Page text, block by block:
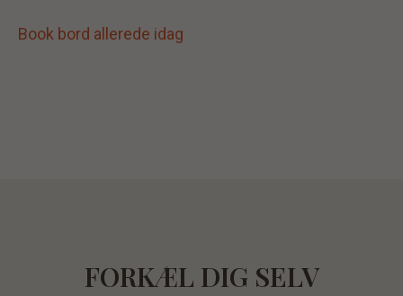
Book bord allerede idag
FORKÆL DIG SELV